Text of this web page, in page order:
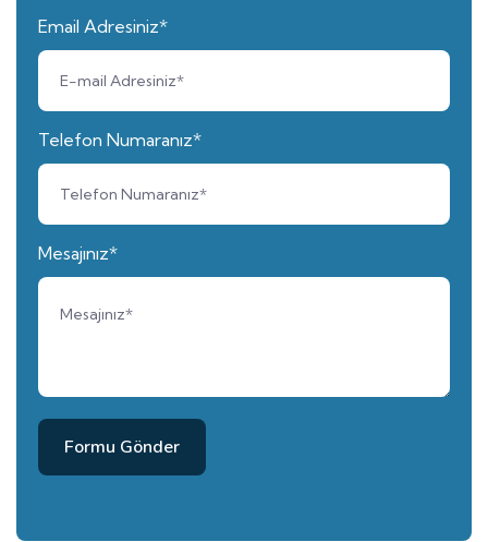
Email Adresiniz*
Telefon Numaranız*
Mesajınız*
Formu Gönder